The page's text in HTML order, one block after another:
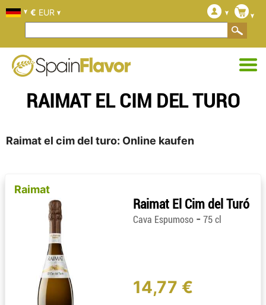
RAIMAT EL CIM DEL TURO
Raimat el cim del turo: Online kaufen
Raimat
Raimat El Cim del Turó
Cava Espumoso - 75 cl
14,77 €
€ EUR